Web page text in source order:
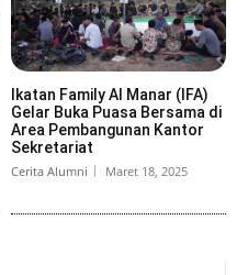
Ikatan Family Al Manar (IFA)
Gelar Buka Puasa Bersama di
Area Pembangunan Kantor
Sekretariat
Cerita Alumni Maret 18, 2025